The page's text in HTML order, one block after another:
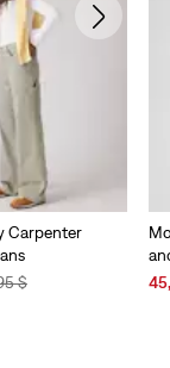
Carpenter
$